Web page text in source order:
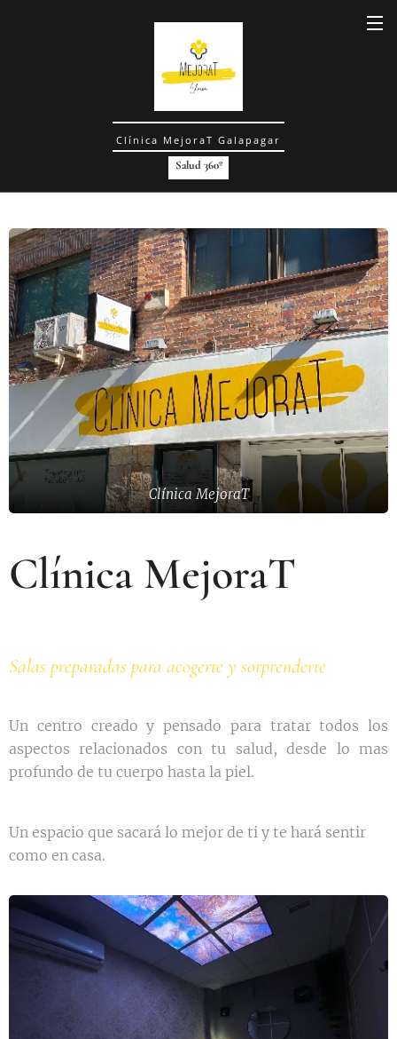
Clínica MejoraT Galapagar
Salud 360º
Clínica MejoraT
Clínica MejoraT
Salas preparadas para acogerte y sorprenderte
Un centro creado y pensado para tratar todos los
aspectos relacionados con tu salud, desde lo mas
profundo de tu cuerpo hasta la piel.
Un espacio que sacará lo mejor de ti y te hará sentir
como en casa.